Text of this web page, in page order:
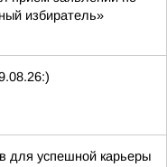
избиратель»
для успешной карьеры